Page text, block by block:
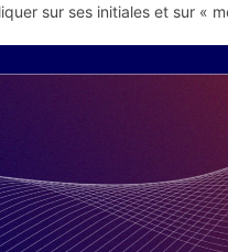
sur ses initiales et sur «